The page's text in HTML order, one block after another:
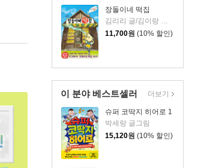
장돌이네 떡집
김리리 글/김이랑 그림
11,700원 (10% 할인)
이 분야 베스트셀러
슈퍼 코딱지 히어로 1
박세랑 글그림
15,120원 (10% 할인)
더보기